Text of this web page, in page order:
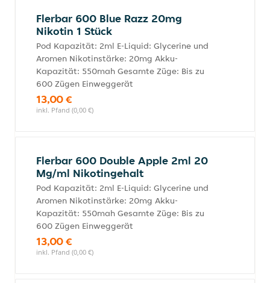
Flerbar 600 Blue Razz 20mg
Nikotin 1 Stück
Pod Kapazität: 2ml E-Liquid: Glycerine und
Aromen Nikotinstärke: 20mg Akku-
Kapazität: 550mah Gesamte Züge: Bis zu
600 Zügen Einweggerät
13,00 €
inkl. Pfand (0,00 €)
Flerbar 600 Double Apple 2ml 20
Mg/ml Nikotingehalt
Pod Kapazität: 2ml E-Liquid: Glycerine und
Aromen Nikotinstärke: 20mg Akku-
Kapazität: 550mah Gesamte Züge: Bis zu
600 Zügen Einweggerät
13,00 €
inkl. Pfand (0,00 €)